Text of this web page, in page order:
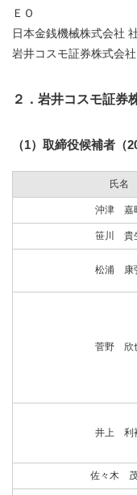
ＥＯ
日本金銭機械株式会社
岩井コスモ証券株式会
２．岩井コスモ証券
（1）取締役候補者（
氏名
沖津 嘉
笹川 貴
松浦 康
菅野 欣
井上 利
佐々木